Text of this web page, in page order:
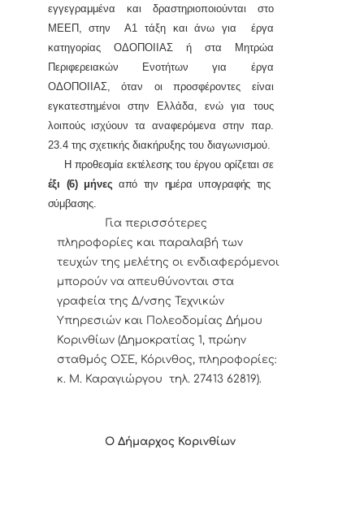
εγγεγραμμένα και δραστηριοποιούνται στο
ΜΕΕΠ, στην Α1 τάξη και άνω για έργα
κατηγορίας ΟΔΟΠΟΙΙΑΣ ή στα Μητρώα
Περιφερειακών Ενοτήτων για έργα
ΟΔΟΠΟΙΙΑΣ, όταν οι προσφέροντες είναι
εγκατεστημένοι στην Ελλάδα, ενώ για τους
λοιπούς ισχύουν τα αναφερόμενα στην παρ.
23.4 της σχετικής διακήρυξης του διαγωνισμού.
Η προθεσμία εκτέλεσης του έργου ορίζεται σε
έξι (6) μήνες από την ημέρα υπογραφής της
σύμβασης.
Για περισσότερες
πληροφορίες και παραλαβή των
τευχών της μελέτης οι ενδιαφερόμενοι
μπορούν να απευθύνονται στα
γραφεία της Δ/νσης Τεχνικών
Υπηρεσιών και Πολεοδομίας Δήμου
Κορινθίων (Δημοκρατίας 1, πρώην
σταθμός ΟΣΕ, Κόρινθος, πληροφορίες:
κ. Μ. Καραγιώργου τηλ. 27413 62819).
Ο Δήμαρχος Κορινθίων